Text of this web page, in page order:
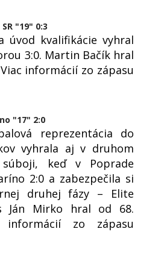
"19" 0:3
úvod kvalifikácie vyhral
3:0. Martin Bačík hral
informácií zo zápasu
"17" 2:0
reprezentácia do
vyhrala aj v druhom
súboji, keď v Poprade
2:0 a zabezpečila si
druhej fázy – Elite
Ján Mirko hral od 68.
informácií zo zápasu